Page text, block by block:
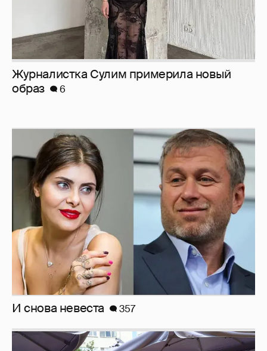
И снова невеста 357